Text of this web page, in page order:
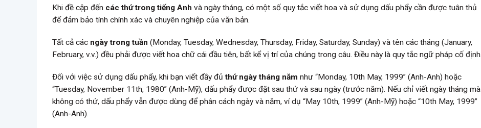
Khi đề cập đến các thứ trong tiếng Anh và ngày tháng, có một số quy tắc viết hoa và sử dụng dấu phẩy cần được tuân thủ
để đảm bảo tính chính xác và chuyên nghiệp của văn bản.
Tất cả các ngày trong tuần (Monday, Tuesday, Wednesday, Thursday, Friday, Saturday, Sunday) và tên các tháng (January,
February, v.v.) đều phải được viết hoa chữ cái đầu tiên, bất kể vị trí của chúng trong câu. Điều này là quy tắc ngữ pháp cố định.
Đối với việc sử dụng dấu phẩy, khi bạn viết đầy đủthứ ngày tháng năm như “Monday, 10th May, 1999” (Anh-Anh) hoặc
“Tuesday, November 11th, 1980” (Anh-Mỹ), dấu phẩy được đặt sau thứ và sau ngày (trước năm). Nếu chỉ viết ngày tháng mà
không có thứ, dấu phẩy vẫn được dùng để phân cách ngày và năm, ví dụ “May 10th, 1999” (Anh-Mỹ) hoặc “10th May, 1999”
(Anh-Anh).